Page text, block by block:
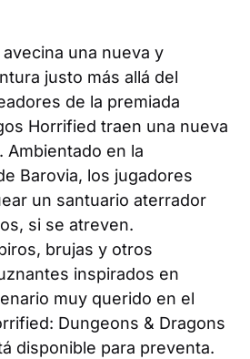
una nueva y
justo más allá del
de la premiada
Horrified traen una nueva
Ambientado en la
Barovia, los jugadores
un santuario aterrador
si se atreven.
brujas y otros
inspirados en
muy querido en el
: Dungeons & Dragons
disponible para preventa.